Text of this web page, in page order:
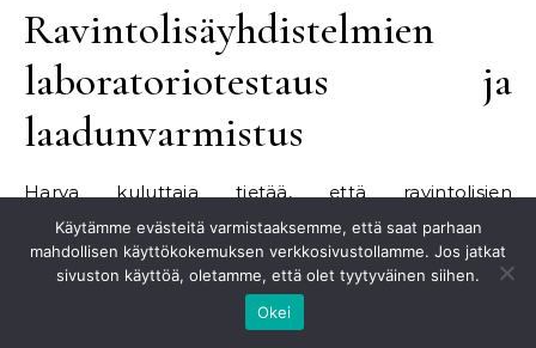
Ravintolisäyhdistelmien
laboratoriotestaus ja
laadunvarmistus
Harva kuluttaja tietää, että ravintolisien
yhteensopivuutta voi testata laboratoriossa.
Suomessa toimii kolme akkreditoitua laboratoriota,
jotka tekevät kuluttajatestauksia: Eurofins Scientific
Finland, Metropolilab ja SGS Finland. Testaus
Käytämme evästeitä varmistaaksemme, että saat parhaan
mahdollisen käyttökokemuksen verkkosivustollamme. Jos jatkat
sivuston käyttöä, oletamme, että olet tyytyväinen siihen.
Okei